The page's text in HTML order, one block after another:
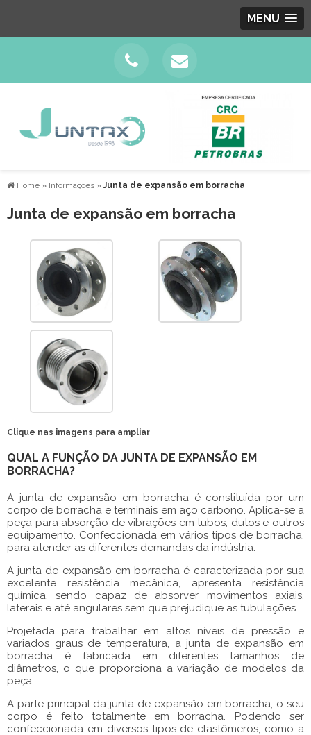
MENU
Home » Informações »Junta de expansão em borracha
Junta de expansão em borracha
Clique nas imagens para ampliar
QUAL A FUNÇÃO DA JUNTA DE EXPANSÃO EM
BORRACHA?
A junta de expansão em borrachaé constituída por um
corpo de borracha e terminais em aço carbono. Aplica-se a
peça para absorção de vibrações em tubos, dutos e outros
equipamento. Confeccionada em vários tipos de borracha,
para atender as diferentes demandas da indústria.
A junta de expansão em borracha é caracterizada por sua
excelente resistência mecânica, apresenta resistência
química, sendo capaz de absorver movimentos axiais,
laterais e até angulares sem que prejudique as tubulações.
Projetada para trabalhar em altos níveis de pressão e
variados graus de temperatura, a junta de expansão em
borracha é fabricada em diferentes tamanhos de
diâmetros, o que proporciona a variação de modelos da
peça.
A parte principal da junta de expansão em borracha, o seu
corpo é feito totalmente em borracha. Podendo ser
confeccionada em diversos tipos de elastômeros, como a